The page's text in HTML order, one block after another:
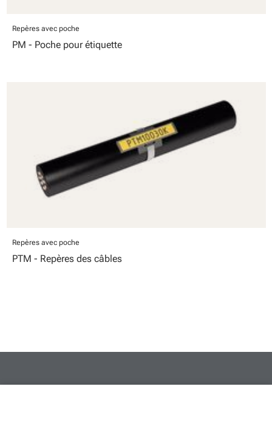
Repères avec poche
PM - Poche pour étiquette
Repères avec poche
PTM - Repères des câbles